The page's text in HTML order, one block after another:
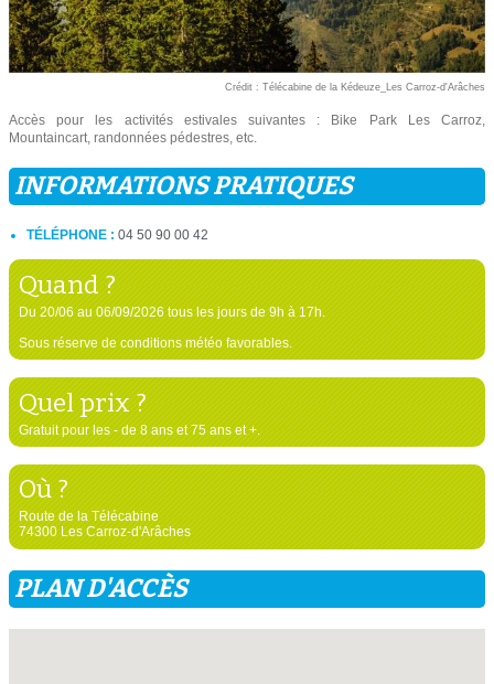
Crédit : Télécabine de la Kédeuze_Les Carroz-d'Arâches
Accès pour les activités estivales suivantes : Bike Park Les Carroz,
Mountaincart, randonnées pédestres, etc.
INFORMATIONS PRATIQUES
TÉLÉPHONE : 04 50 90 00 42
Quand ?
Du 20/06 au 06/09/2026 tous les jours de 9h à 17h.
Sous réserve de conditions météo favorables.
Quel prix ?
Gratuit pour les - de 8 ans et 75 ans et +.
Où ?
Route de la Télécabine
74300 Les Carroz-d'Arâches
PLAN D'ACCÈS